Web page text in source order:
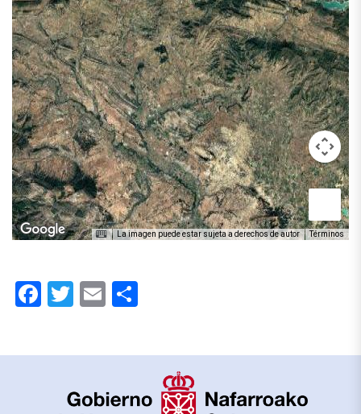
La imagen puede estar sujeta a derechos de autor Términos
Facebook
Twitter
Email